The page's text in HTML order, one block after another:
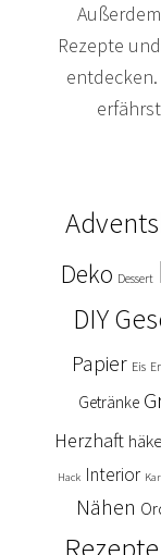
Rezepte
Deko Dessert
DIY
Papier Eis
Getränke
Herzhaft
Hack Interior
Nähen